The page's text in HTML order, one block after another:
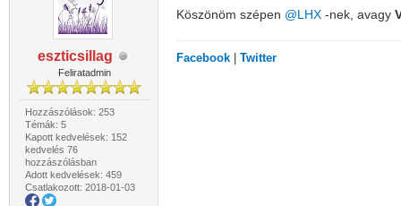
eszticsillag
Feliratadmin
Hozzászólások: 253
Témák: 5
Kapott kedvelések: 152
kedvelés 76
hozzászólásban
Adott kedvelések: 459
Csatlakozott: 2018-01-03
Köszönöm szépen @LHX-nek, avagy
Facebook| Twitter